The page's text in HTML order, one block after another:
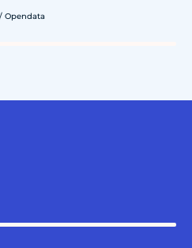
Opendata